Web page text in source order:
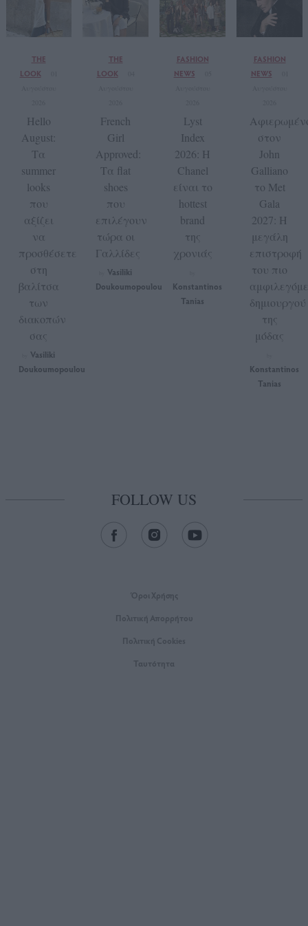
THE
LOOK
Hello
August:
Τα
summer
looks
που
αξίζει
να
προσθέσετε
στη
βαλίτσα
των
διακοπών
σας
Vasiliki
Doukoumopoulou
THE
LOOK
French
Girl
Approved:
Τα flat
shoes
που
επιλέγουν
τώρα οι
Γαλλίδες
Vasiliki
Doukoumopoulou
FASHION
NEWS
Lyst
Index
2026: Η
Chanel
είναι το
hottest
brand
της
χρονιάς
Konstantinos
Tanias
FASHION
NEWS
στον
John
Galliano
το Met
Gala
2027: Η
μεγάλη
επιστροφή
του πιο
δημιουργού
της
μόδας
Konstantinos
Tanias
FOLLOW US
Όροι Xρήσης
Πολιτική Απορρήτου
Πολιτική Cookies
Ταυτότητα